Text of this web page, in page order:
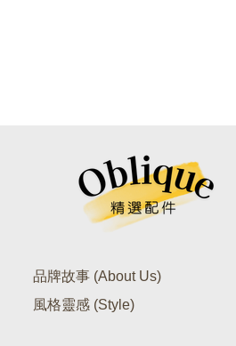
品牌故事 (About Us)
風格靈感 (Style)